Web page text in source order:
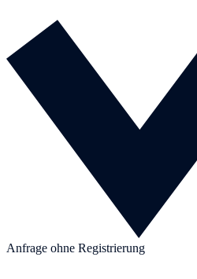
Anfrage ohne Registrierung